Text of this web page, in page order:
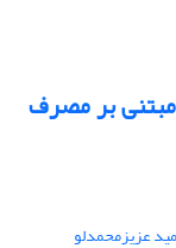
بر مصرف
عزیزمحمدلو